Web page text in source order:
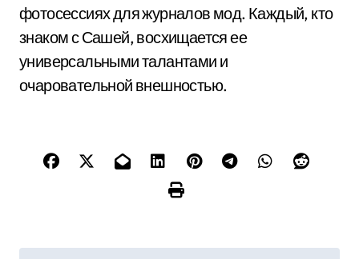
фотосессиях для журналов мод. Каждый, кто
знаком с Сашей, восхищается ее
универсальными талантами и
очаровательной внешностью.